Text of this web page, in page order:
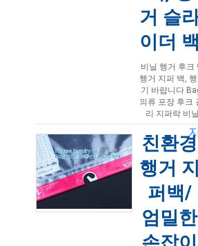
거 슬
이더 백
비닐 행거 후크
행거 지퍼 백,
기 바랍니다
의류 포장 후크
리 지퍼락 비닐
2021-
친환경
행거 지
퍼백/
엄밀한